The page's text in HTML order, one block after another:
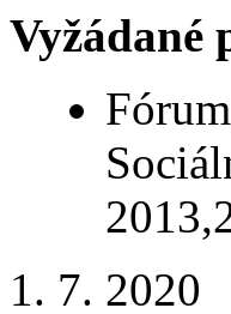
Vyžádané
1. 7. 2020